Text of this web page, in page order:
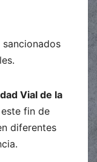
Vial de la
fin de
diferentes